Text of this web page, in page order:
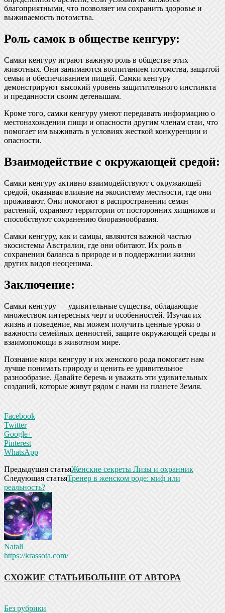
благоприятными, что позволяет им сохранить здоровье и
выживаемость потомства.
Роль самок в обществе кенгуру:
Самки кенгуру играют важную роль в обществе этих
животных. Они занимаются воспитанием потомства, защитой
семьи и обеспечиванием пищей. Самки кенгуру
демонстрируют высокий уровень защитительного инстинкта
и преданности своим детенышам.
Кроме того, самки кенгуру умеют передавать информацию о
местонахождении пищи и опасности другим членам стаи, что
помогает им выживать в условиях жесткой конкуренции и
опасности.
Взаимодействие с окружающей средой:
Самки кенгуру активно взаимодействуют с окружающей
средой, оказывая влияние на экосистему местности, где они
проживают. Они помогают в распространении семян
растений, охраняют территории от посторонних хищников и
способствуют сохранению биоразнообразия.
Самки кенгуру, как и самцы, являются важной частью
экосистемы Австралии, где они обитают. Их роль в
сохранении баланса в природе и в поддержании жизни
других видов неоценима.
Заключение:
Самки кенгуру — удивительные существа, обладающие
множеством интересных черт и особенностей. Изучая их
жизнь и поведение, мы можем получить ценные уроки о
важности семейных ценностей, защите окружающей среды и
взаимопомощи в животном мире.
Познание мира кенгуру и их женского рода помогает нам
лучше понимать природу и ценить ее удивительное
разнообразие. Давайте беречь и уважать эти удивительных
созданий, которые живут рядом с нами на планете Земля.
Facebook
Twitter
Google+
Pinterest
WhatsApp
Предыдущая статьяЖенские секреты Лизы и охранник
Следующая статьяТренер в женском роде: миф или
реальность?
Natali
https://krassota.com/
СХОЖИЕ СТАТЬИБОЛЬШЕ ОТ АВТОРА
Без рубрики